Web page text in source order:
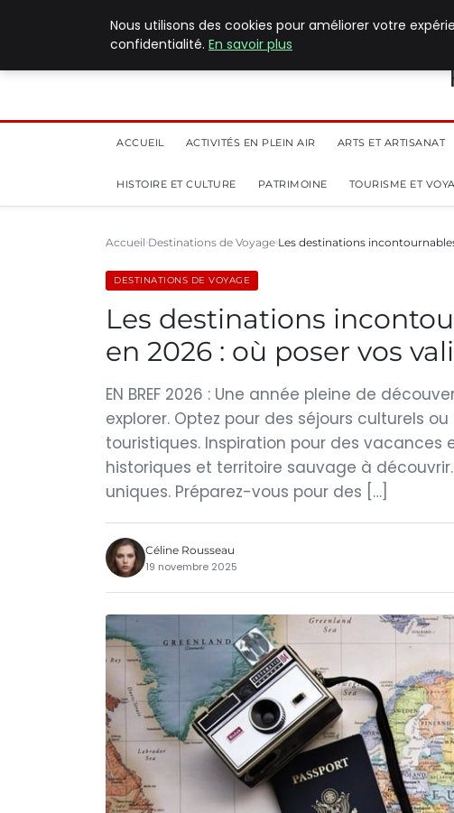
ACCUEIL ACTIVITÉS EN PLEIN AIR ARTS ET ARTISANAT
HISTOIRE ET CULTURE PATRIMOINE TOURISME ET
Accueil Destinations de Voyage Les destinations
DESTINATIONS DE VOYAGE
Les destinations
en 2026 : où poser vos
EN BREF 2026 : Une année pleine de
explorer. Optez pour des séjours culturels
touristiques. Inspiration pour des
historiques et territoire sauvage à
uniques. Préparez-vous pour des […]
Céline Rousseau
19 novembre 2025
Nous utilisons des cookies pour améliorer votre
confidentialité. En savoir plus